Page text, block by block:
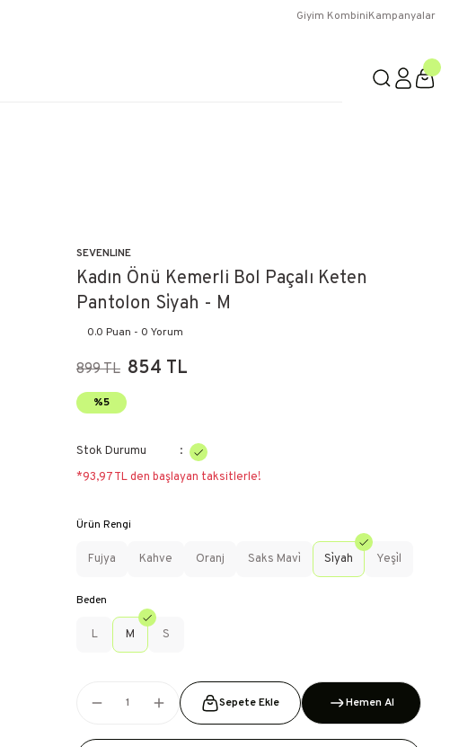
Giyim KombiniKampanyalar
SEVENLINE
Kadın Önü Kemerli Bol Paçalı Keten
Pantolon Si̇yah - M
0.0 Puan - 0 Yorum
899 TL 854 TL
%5
Stok Durumu
*93,97 TL den başlayan taksitlerle!
Ürün Rengi
Fujya Kahve Oranj Saks Mavi̇ Si̇yah Yeşi̇l
Beden
L M S
Sepete Ekle Hemen Al